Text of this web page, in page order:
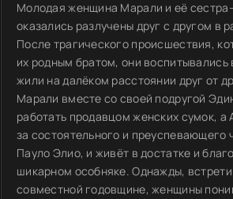
Молодая женщина Марали и её
оказались разлучены друг с другом в
После трагического происшествия,
их родным братом, они воспитывались
жили на далёком расстоянии друг от
Марали вместе со своей подругой
работать продавцом женских сумок,
за состоятельного и преуспевающего
Пауло Элио, и живёт в достатке и
шикарном особняке. Однажды,
совместной годовщине, женщины